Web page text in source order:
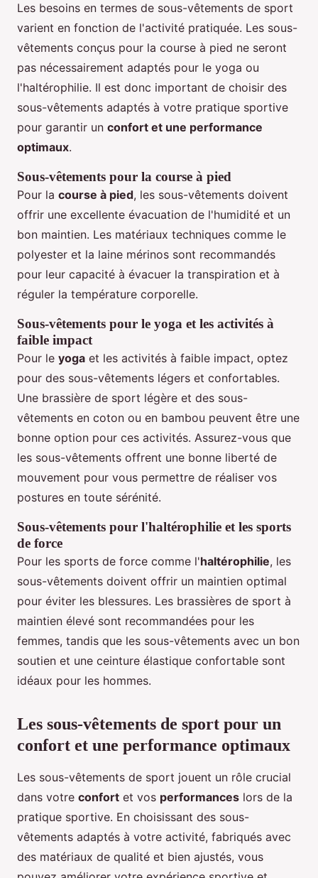
Les besoins en termes de sous-vêtements de sport
varient en fonction de l'activité pratiquée. Les sous-
vêtements conçus pour la course à pied ne seront
pas nécessairement adaptés pour le yoga ou
l'haltérophilie. Il est donc important de choisir des
sous-vêtements adaptés à votre pratique sportive
pour garantir un confort et une performance
optimaux.
Sous-vêtements pour la course à pied
Pour la course à pied, les sous-vêtements doivent
offrir une excellente évacuation de l'humidité et un
bon maintien. Les matériaux techniques comme le
polyester et la laine mérinos sont recommandés
pour leur capacité à évacuer la transpiration et à
réguler la température corporelle.
Sous-vêtements pour le yoga et les activités à
faible impact
Pour le yoga et les activités à faible impact, optez
pour des sous-vêtements légers et confortables.
Une brassière de sport légère et des sous-
vêtements en coton ou en bambou peuvent être une
bonne option pour ces activités. Assurez-vous que
les sous-vêtements offrent une bonne liberté de
mouvement pour vous permettre de réaliser vos
postures en toute sérénité.
Sous-vêtements pour l'haltérophilie et les sports
de force
Pour les sports de force comme l'haltérophilie, les
sous-vêtements doivent offrir un maintien optimal
pour éviter les blessures. Les brassières de sport à
maintien élevé sont recommandées pour les
femmes, tandis que les sous-vêtements avec un bon
soutien et une ceinture élastique confortable sont
idéaux pour les hommes.
Les sous-vêtements de sport pour un
confort et une performance optimaux
Les sous-vêtements de sport jouent un rôle crucial
dans votre confort et vos performances lors de la
pratique sportive. En choisissant des sous-
vêtements adaptés à votre activité, fabriqués avec
des matériaux de qualité et bien ajustés, vous